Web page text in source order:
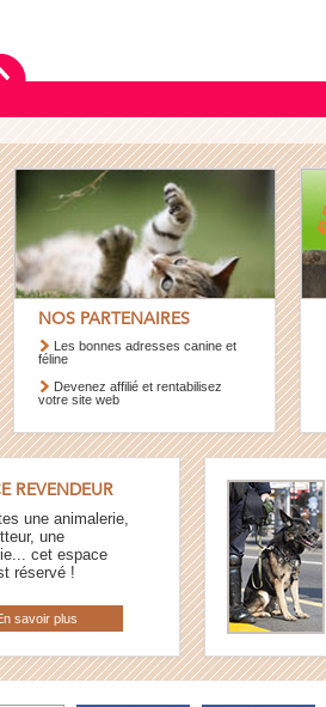
NOS PARTENAIRES
Les bonnes adresses canine et
féline
Devenez affilié et rentabilisez
votre site web
REVENDEUR
une animalerie,
une
cet espace
réservé !
savoir plus